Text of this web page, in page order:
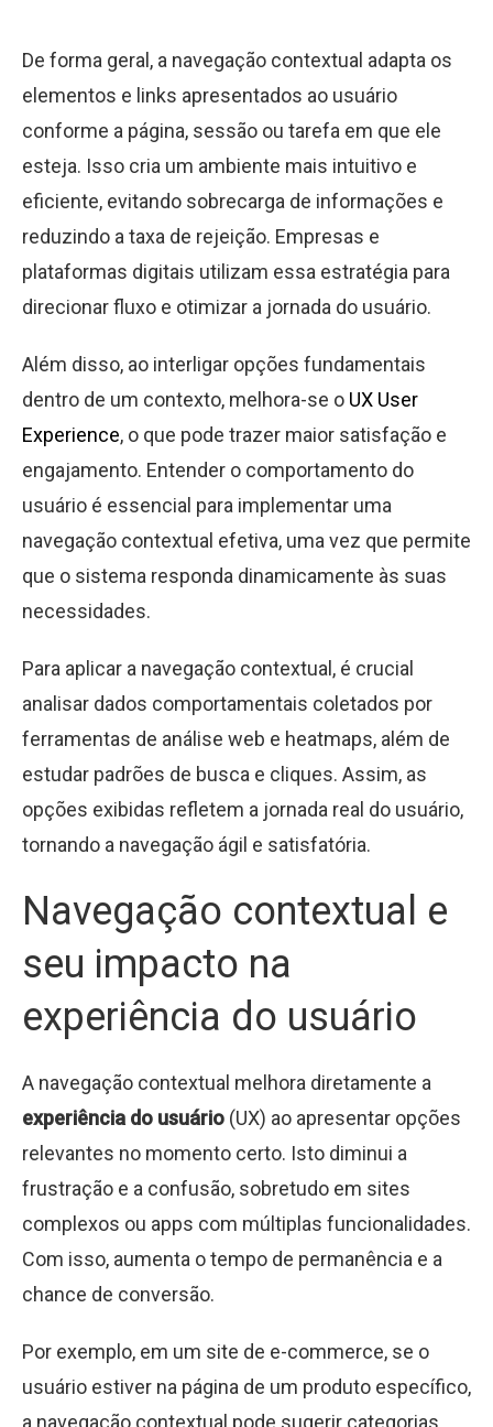
De forma geral, a navegação contextual adapta os
elementos e links apresentados ao usuário
conforme a página, sessão ou tarefa em que ele
esteja. Isso cria um ambiente mais intuitivo e
eficiente, evitando sobrecarga de informações e
reduzindo a taxa de rejeição. Empresas e
plataformas digitais utilizam essa estratégia para
direcionar fluxo e otimizar a jornada do usuário.
Além disso, ao interligar opções fundamentais
dentro de um contexto, melhora-se o UX User
Experience, o que pode trazer maior satisfação e
engajamento. Entender o comportamento do
usuário é essencial para implementar uma
navegação contextual efetiva, uma vez que permite
que o sistema responda dinamicamente às suas
necessidades.
Para aplicar a navegação contextual, é crucial
analisar dados comportamentais coletados por
ferramentas de análise web e heatmaps, além de
estudar padrões de busca e cliques. Assim, as
opções exibidas refletem a jornada real do usuário,
tornando a navegação ágil e satisfatória.
Navegação contextual e
seu impacto na
experiência do usuário
A navegação contextual melhora diretamente a
experiência do usuário (UX) ao apresentar opções
relevantes no momento certo. Isto diminui a
frustração e a confusão, sobretudo em sites
complexos ou apps com múltiplas funcionalidades.
Com isso, aumenta o tempo de permanência e a
chance de conversão.
Por exemplo, em um site de e-commerce, se o
usuário estiver na página de um produto específico,
a navegação contextual pode sugerir categorias